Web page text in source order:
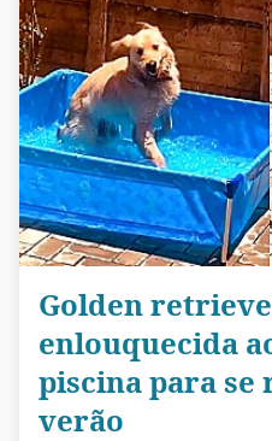
Golden
enlouquecida
piscina para se
verão